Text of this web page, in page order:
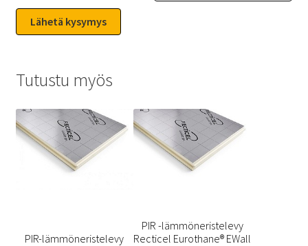
Tutustu myös
PIR-lämmöneristelevy
PIR -lämmöneristelevy
Recticel Eurothane® EWall